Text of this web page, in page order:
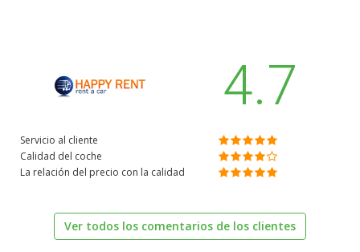
4.7
Servicio al cliente
Calidad del coche
La relación del precio con la calidad
Ver todos los comentarios de los clientes